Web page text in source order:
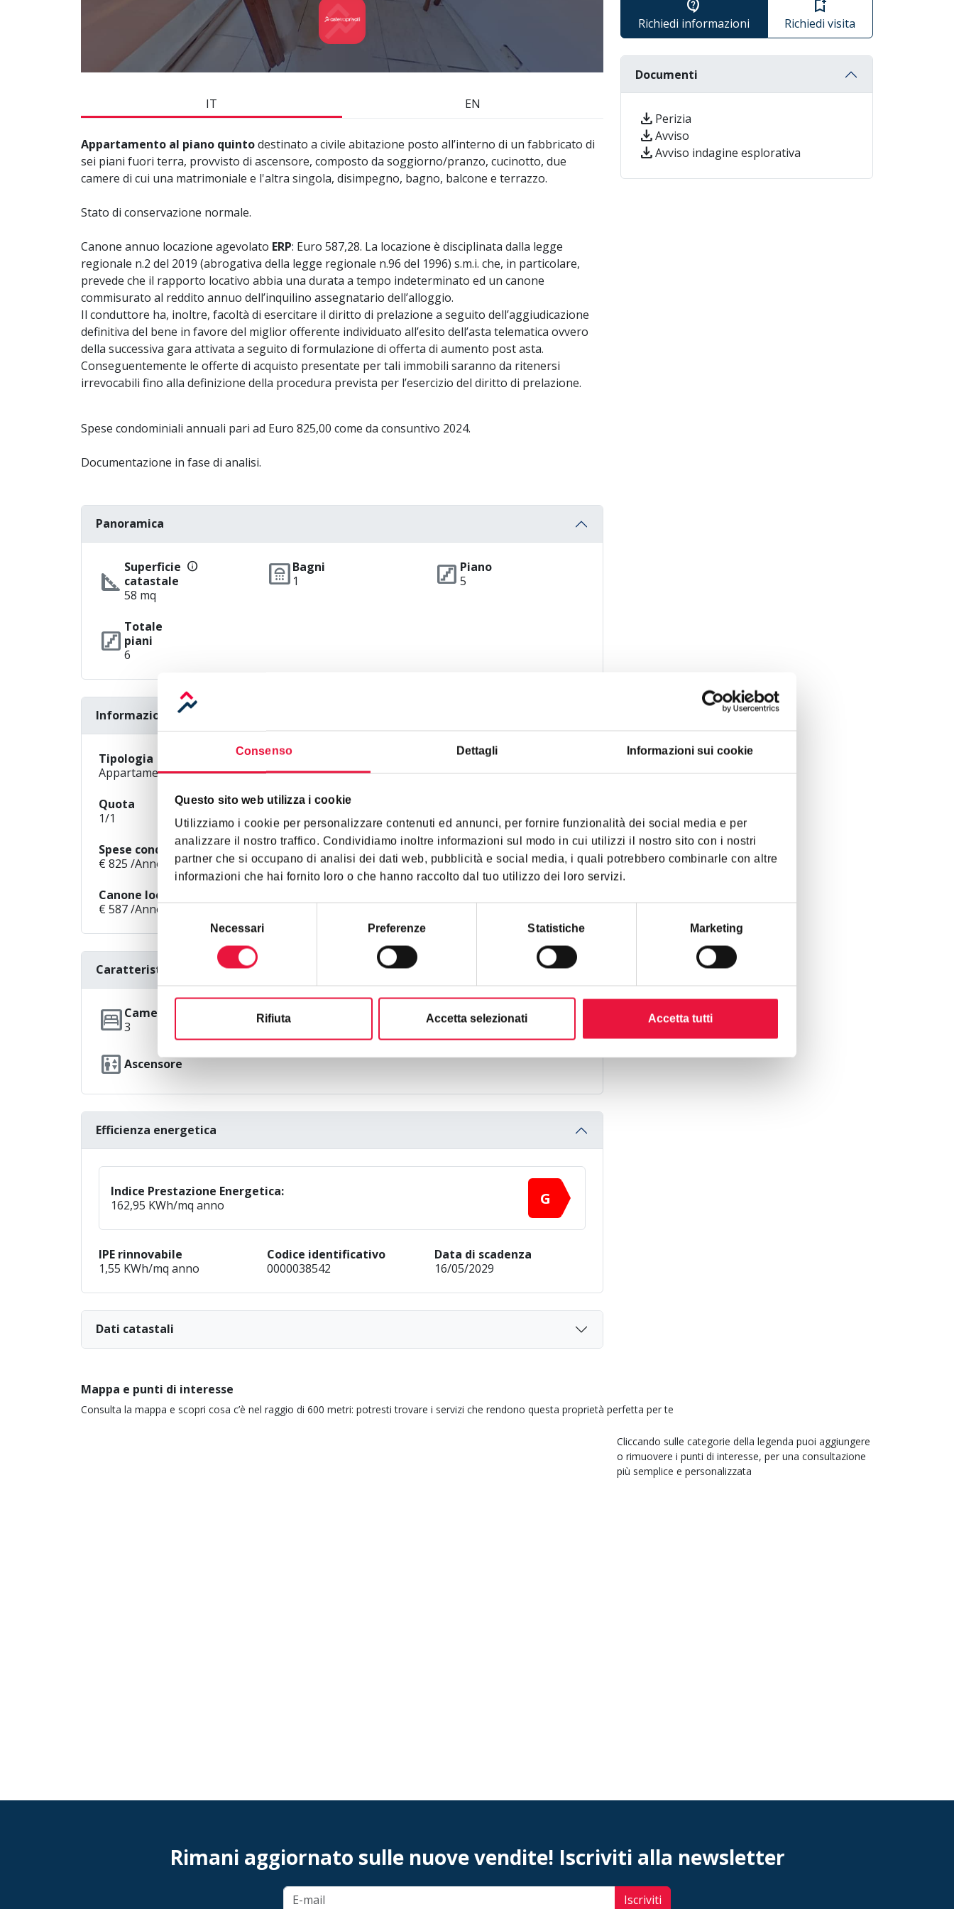
Consenso Dettagli Informazioni sui cookie
Questo sito web utilizza i cookie
Utilizziamo i cookie per personalizzare contenuti ed annunci, per fornire funzionalità dei social media e per
analizzare il nostro traffico. Condividiamo inoltre informazioni sul modo in cui utilizzi il nostro sito con i nostri
partner che si occupano di analisi dei dati web, pubblicità e social media, i quali potrebbero combinarle con altre
informazioni che hai fornito loro o che hanno raccolto dal tuo utilizzo dei loro servizi.
Selezione
Necessari Preferenze Statistiche Marketing
Rifiuta Accetta selezionati Accetta tutti
IT EN
Appartamento al piano quintodestinato a civile abitazione posto all’interno di un fabbricato di
sei piani fuori terra, provvisto di ascensore, composto da soggiorno/pranzo, cucinotto, due
camere di cui una matrimoniale e l'altra singola, disimpegno, bagno, balcone e terrazzo.
Stato di conservazione normale.
Canone annuo locazione agevolato ERP: Euro 587,28. La locazione è disciplinata dalla legge
regionale n.2 del 2019 (abrogativa della legge regionale n.96 del 1996) s.m.i. che, in particolare,
prevede che il rapporto locativo abbia una durata a tempo indeterminato ed un canone
commisurato al reddito annuo dell’inquilino assegnatario dell’alloggio.
Il conduttore ha, inoltre, facoltà di esercitare il diritto di prelazione a seguito dell’aggiudicazione
definitiva del bene in favore del miglior offerente individuato all’esito dell’asta telematica ovvero
della successiva gara attivata a seguito di formulazione di offerta di aumento post asta.
Conseguentemente le offerte di acquisto presentate per tali immobili saranno da ritenersi
irrevocabili fino alla definizione della procedura prevista per l’esercizio del diritto di prelazione.
Spese condominiali annuali pari ad Euro 825,00 come da consuntivo 2024.
Documentazione in fase di analisi.
Panoramica
square_foot Superficie
catastale
58 mq
info bathroomBagni
1
stairs Piano
5
stairs Totale
piani
6
Informazioni generali
Tipologia
Appartamento
piena proprietà
Quota
1/1
Condizioni dell’immobile
buono stato
Spese condominiali
€ 825 /Anno
Stato occupazione
Locato
Canone locazione
€ 587 /Anno
Caratteristiche
bedroom_parentCamere da letto
3
Balcone/Terrazzo
elevator Ascensore
Efficienza energetica
Indice Prestazione Energetica:
162,95 KWh/mq anno
G
IPE rinnovabile
1,55 KWh/mq anno
Codice identificativo
0000038542
Data di scadenza
16/05/2029
Dati catastali
contact_support
Richiedi informazioni
bookmark_add
Richiedi visita
Documenti
download Perizia
downloadAvviso
downloadAvviso indagine esplorativa
Mappa e punti di interesse
Consulta la mappa e scopri cosa c’è nel raggio di 600 metri: potresti trovare i servizi che rendono questa proprietà perfetta per te
Cliccando sulle categorie della legenda puoi aggiungere
o rimuovere i punti di interesse, per una consultazione
più semplice e personalizzata
Rimani aggiornato sulle nuove vendite! Iscriviti alla newsletter
Iscriviti